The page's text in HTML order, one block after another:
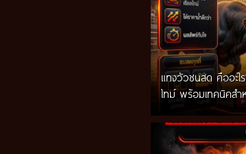
แทงวัวชนสด คืออะไ
ไทม์ พร้อมเทคนิคสำ